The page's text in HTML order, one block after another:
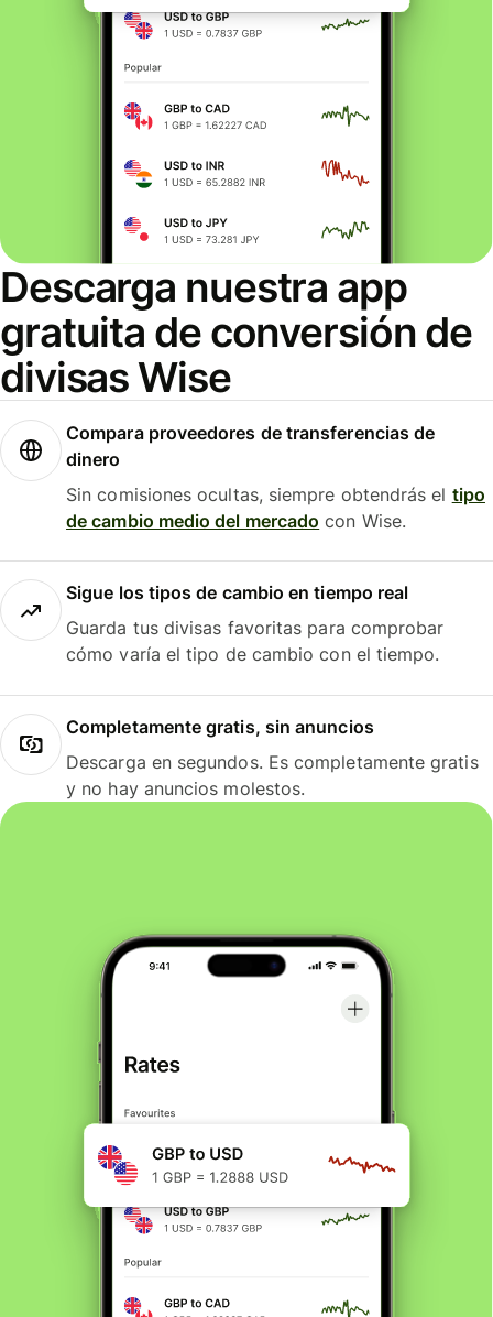
Descarga nuestra app
gratuita de conversión de
divisas Wise
Compara proveedores de transferencias de
dinero
Sin comisiones ocultas, siempre obtendrás el tipo
de cambio medio del mercado con Wise.
Sigue los tipos de cambio en tiempo real
Guarda tus divisas favoritas para comprobar
cómo varía el tipo de cambio con el tiempo.
Completamente gratis, sin anuncios
Descarga en segundos. Es completamente gratis
y no hay anuncios molestos.